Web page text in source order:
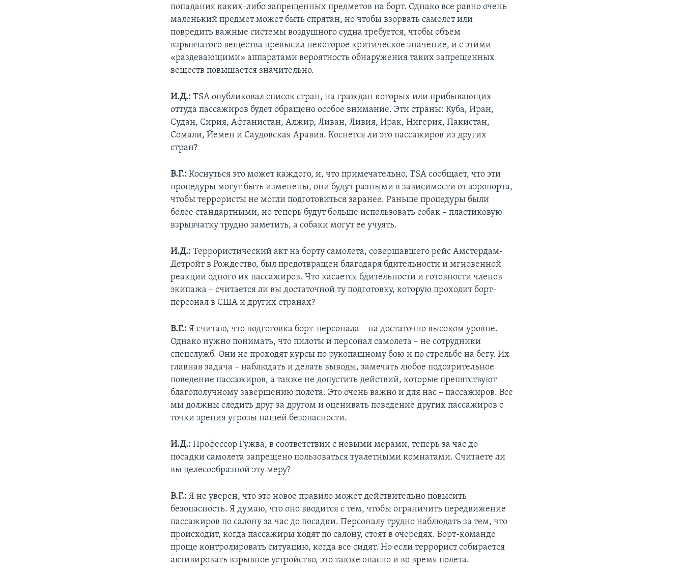
попадания каких-либо запрещенных предметов на борт. Однако все равно очень
маленький предмет может быть спрятан, но чтобы взорвать самолет или
повредить важные системы воздушного судна требуется, чтобы объем
взрывчатого вещества превысил некоторое критическое значение, и с этими
«раздевающими» аппаратами вероятность обнаружения таких запрещенных
веществ повышается значительно.
И.Д.: TSA опубликовал список стран, на граждан которых или прибывающих
оттуда пассажиров будет обращено особое внимание. Эти страны: Куба, Иран,
Судан, Сирия, Афганистан, Алжир, Ливан, Ливия, Ирак, Нигерия, Пакистан,
Сомали, Йемен и Саудовская Аравия. Коснется ли это пассажиров из других
стран?
В.Г.: Коснуться это может каждого, и, что примечательно, TSA сообщает, что эти
процедуры могут быть изменены, они будут разными в зависимости от аэропорта,
чтобы террористы не могли подготовиться заранее. Раньше процедуры были
более стандартными, но теперь будут больше использовать собак – пластиковую
взрывчатку трудно заметить, а собаки могут ее учуять.
И.Д.: Террористический акт на борту самолета, совершавшего рейс Амстердам-
Детройт в Рождество, был предотвращен благодаря бдительности и мгновенной
реакции одного их пассажиров. Что касается бдительности и готовности членов
экипажа – считается ли вы достаточной ту подготовку, которую проходит борт-
персонал в США и других странах?
В.Г.: Я считаю, что подготовка борт-персонала – на достаточно высоком уровне.
Однако нужно понимать, что пилоты и персонал самолета – не сотрудники
спецслужб. Они не проходят курсы по рукопашному бою и по стрельбе на бегу. Их
главная задача – наблюдать и делать выводы, замечать любое подозрительное
поведение пассажиров, а также не допустить действий, которые препятствуют
благополучному завершению полета. Это очень важно и для нас – пассажиров. Все
мы должны следить друг за другом и оценивать поведение других пассажиров с
точки зрения угрозы нашей безопасности.
И.Д.: Профессор Гужва, в соответствии с новыми мерами, теперь за час до
посадки самолета запрещено пользоваться туалетными комнатами. Считаете ли
вы целесообразной эту меру?
В.Г.: Я не уверен, что это новое правило может действительно повысить
безопасность. Я думаю, что оно вводится с тем, чтобы ограничить передвижение
пассажиров по салону за час до посадки. Персоналу трудно наблюдать за тем, что
происходит, когда пассажиры ходят по салону, стоят в очередях. Борт-команде
проще контролировать ситуацию, когда все сидят. Но если террорист собирается
активировать взрывное устройство, это также опасно и во время полета.